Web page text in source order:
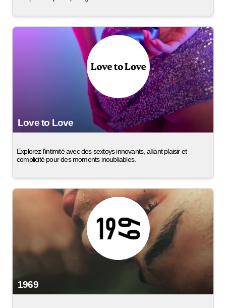
Love to Love
Explorez l'intimité avec des sextoys innovants, alliant plaisir et
complicité pour des moments inoubliables.
1969